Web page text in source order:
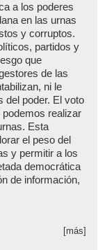
a los poderes
en las urnas
y corruptos.
partidos y
que
de las
ni le
del poder. El voto
realizar
Esta
el peso del
y permitir a los
democrática
de información,
[más]